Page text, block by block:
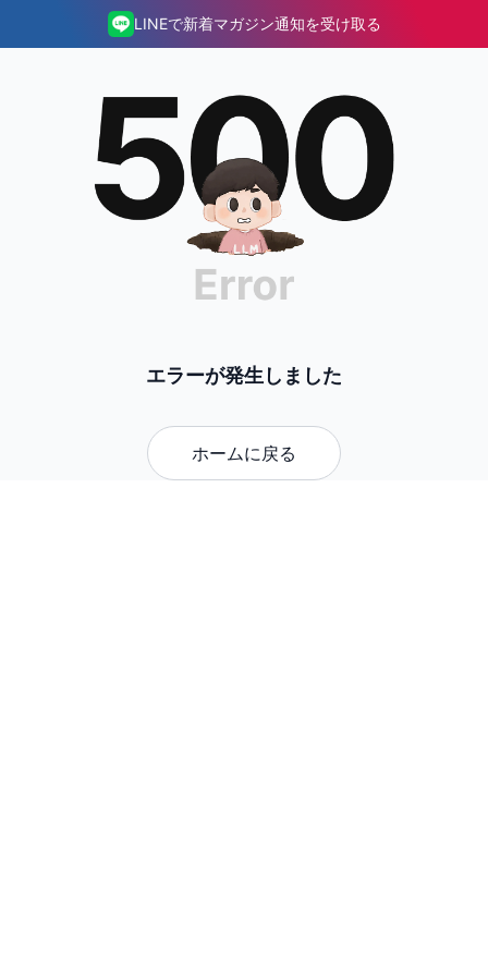
LINEで新着マガジン通知を受け取る
エラーが発生しました
ホームに戻る